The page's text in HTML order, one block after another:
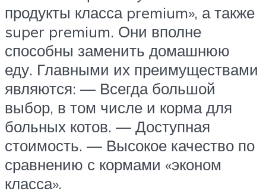
продукты класса premium», а также
super premium. Они вполне
способны заменить домашнюю
еду. Главными их преимуществами
являются: — Всегда большой
выбор, в том числе и корма для
больных котов. — Доступная
стоимость. — Высокое качество по
сравнению с кормами «эконом
класса».